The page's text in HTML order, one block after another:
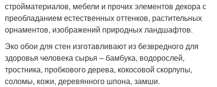
стройматериалов, мебели и прочих элементов декора с
преобладанием естественных оттенков, растительных
орнаментов, изображений природных ландшафтов.
Эко обои для стен изготавливают из безвредного для
здоровья человека сырья – бамбука, водорослей,
тростника, пробкового дерева, кокосовой скорлупы,
соломы, кожи, деревянного шпона, замши.